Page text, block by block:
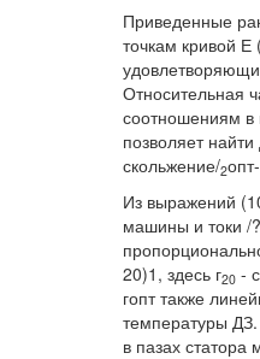
Приведенные
точкам кривой Е
Относительная
соотношениям в
позволяет
скольжение/2опт-
Из выражений
машины и токи /
20)1, здесь г20 -
гопт также
температуры
в пазах